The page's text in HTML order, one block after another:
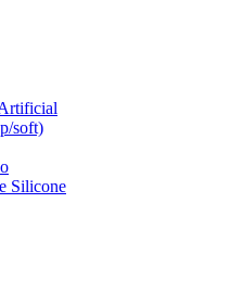
soft)
Silicone